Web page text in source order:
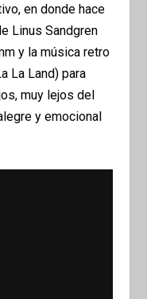
en donde hace
Linus Sandgren
y la música retro
La Land) para
muy lejos del
y emocional